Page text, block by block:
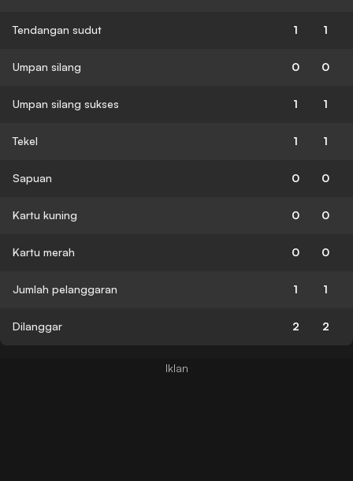
Tendangan sudut 1 1
Umpan silang 0 0
Umpan silang sukses 1 1
Tekel 1 1
Sapuan 0 0
Kartu kuning 0 0
Kartu merah 0 0
Jumlah pelanggaran 1 1
Dilanggar 2 2